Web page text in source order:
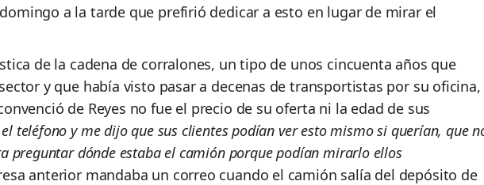
a la tarde que prefirió dedicar a esto en lugar de mirar el
de la cadena de corralones, un tipo de unos cincuenta años que
y que había visto pasar a decenas de transportistas por su oficina,
de Reyes no fue el precio de su oferta ni la edad de sus
teléfono y me dijo que sus clientes podían ver esto mismo si querían, que
preguntar dónde estaba el camión porque podían mirarlo ellos
anterior mandaba un correo cuando el camión salía del depósito de